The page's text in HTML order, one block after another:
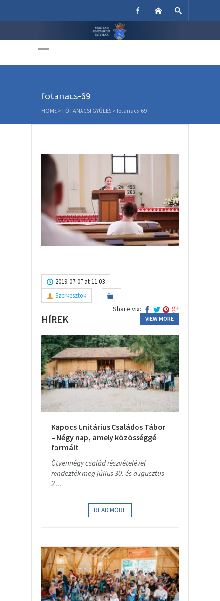
Unitárius Egyház
fotanacs-69
HOME > FŐTANÁCSI GYŰLÉS > fotanacs-69
2019-07-07 at 11:03
Szerkesztok
Share via:
HÍREK VIEW MORE
Kapocs Unitárius Családos Tábor
– Négy nap, amely közösséggé
formált
Ötvennégy család részvételével
rendezték meg július 30. és augusztus
2....
READ MORE